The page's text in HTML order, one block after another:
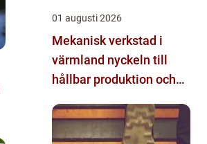
01 augusti 2026
Mekanisk verkstad i
värmland nyckeln till
hållbar produktion och